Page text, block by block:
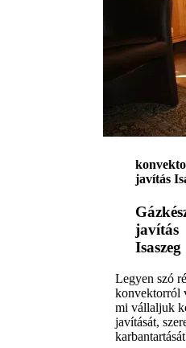
javítás
javítás
Isaszeg
Legyen szó
konvektorról
mi vállaljuk
javítását,